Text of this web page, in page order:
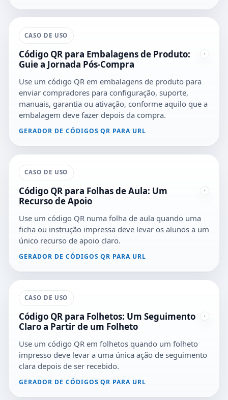
CASO DE USO
Código QR para Embalagens de Produto:
Guie a Jornada Pós-Compra
Use um código QR em embalagens de produto para
enviar compradores para configuração, suporte,
manuais, garantia ou ativação, conforme aquilo que a
embalagem deve fazer depois da compra.
GERADOR DE CÓDIGOS QR PARA URL
CASO DE USO
Código QR para Folhas de Aula: Um
Recurso de Apoio
Use um código QR numa folha de aula quando uma
ficha ou instrução impressa deve levar os alunos a um
único recurso de apoio claro.
GERADOR DE CÓDIGOS QR PARA URL
CASO DE USO
Código QR para Folhetos: Um Seguimento
Claro a Partir de um Folheto
Use um código QR em folhetos quando um folheto
impresso deve levar a uma única ação de seguimento
clara depois de ser recebido.
GERADOR DE CÓDIGOS QR PARA URL